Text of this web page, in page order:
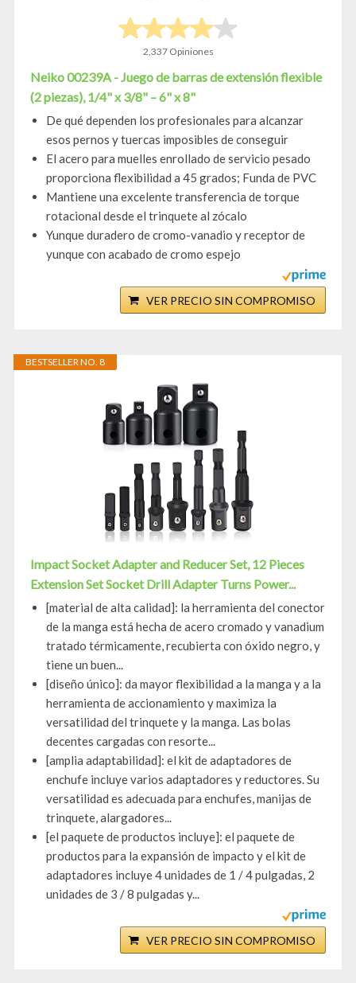
2,337 Opiniones
Neiko 00239A - Juego de barras de extensión flexible
(2 piezas), 1/4" x 3/8" – 6" x 8"
De qué dependen los profesionales para alcanzar
esos pernos y tuercas imposibles de conseguir
El acero para muelles enrollado de servicio pesado
proporciona flexibilidad a 45 grados; Funda de PVC
Mantiene una excelente transferencia de torque
rotacional desde el trinquete al zócalo
Yunque duradero de cromo-vanadio y receptor de
yunque con acabado de cromo espejo
VER PRECIO SIN COMPROMISO
BESTSELLER NO. 8
Impact Socket Adapter and Reducer Set, 12 Pieces
Extension Set Socket Drill Adapter Turns Power...
[material de alta calidad]: la herramienta del conector
de la manga está hecha de acero cromado y vanadium
tratado térmicamente, recubierta con óxido negro, y
tiene un buen...
[diseño único]: da mayor flexibilidad a la manga y a la
herramienta de accionamiento y maximiza la
versatilidad del trinquete y la manga. Las bolas
decentes cargadas con resorte...
[amplia adaptabilidad]: el kit de adaptadores de
enchufe incluye varios adaptadores y reductores. Su
versatilidad es adecuada para enchufes, manijas de
trinquete, alargadores...
[el paquete de productos incluye]: el paquete de
productos para la expansión de impacto y el kit de
adaptadores incluye 4 unidades de 1 / 4 pulgadas, 2
unidades de 3 / 8 pulgadas y...
VER PRECIO SIN COMPROMISO